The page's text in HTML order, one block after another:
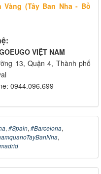
Vàng (Tây Ban Nha - Bồ
VIỆT NAM
13, Quận 4, Thành phố
0944.096.699
, #Spain, #Barcelona,
,